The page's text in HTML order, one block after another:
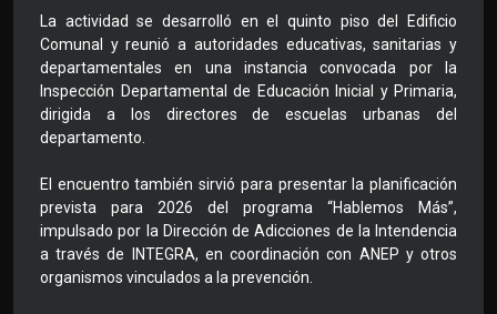
La actividad se desarrolló en el quinto piso del Edificio
Comunal y reunió a autoridades educativas, sanitarias y
departamentales en una instancia convocada por la
Inspección Departamental de Educación Inicial y Primaria,
dirigida a los directores de escuelas urbanas del
departamento.
El encuentro también sirvió para presentar la planificación
prevista para 2026 del programa “Hablemos Más”,
impulsado por la Dirección de Adicciones de la Intendencia
a través de INTEGRA, en coordinación con ANEP y otros
organismos vinculados a la prevención.